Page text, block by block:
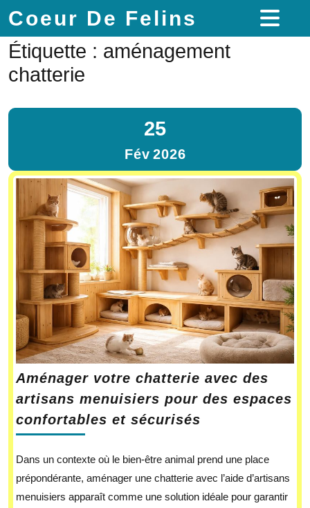
Coeur De Felins
Étiquette : aménagement
chatterie
25
Fév 2026
Aménager votre chatterie avec des
artisans menuisiers pour des espaces
confortables et sécurisés
Dans un contexte où le bien-être animal prend une place
prépondérante, aménager une chatterie avec l’aide d’artisans
menuisiers apparaît comme une solution idéale pour garantir